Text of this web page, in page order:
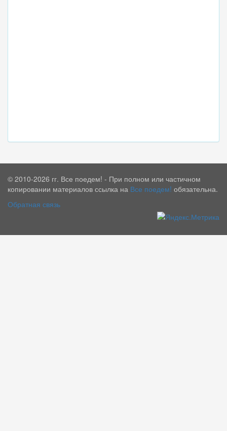
© 2010-2026 гг. Все поедем! - При полном или частичном
копировании материалов ссылка на Все поедем! обязательна.
Обратная связь